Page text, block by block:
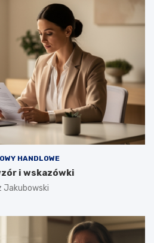
HANDLOWE
i wskazówki
Jakubowski